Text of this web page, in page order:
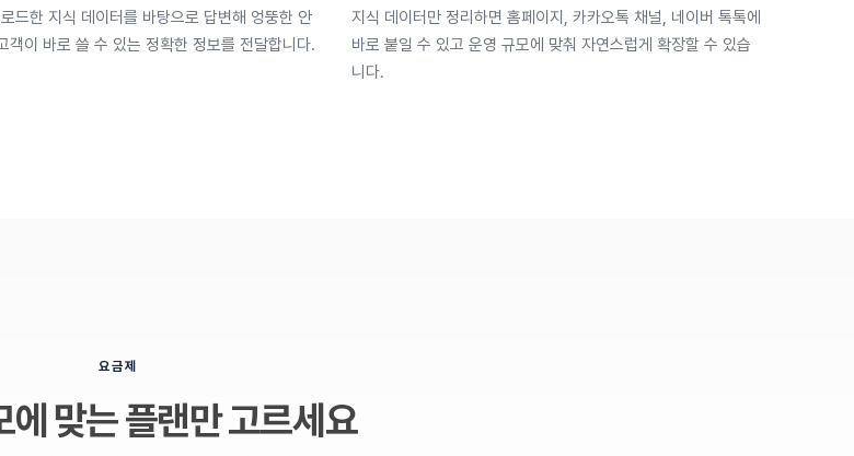
드한 지식 데이터를 바탕으로 답변해 엉뚱한 안
객이 바로 쓸 수 있는 정확한 정보를 전달합니다.
지식 데이터만 정리하면 홈페이지, 카카오톡 채널, 네이버 톡톡에
바로 붙일 수 있고 운영 규모에 맞춰 자연스럽게 확장할 수 있습
니다.
요금제
에 맞는 플랜만 고르세요